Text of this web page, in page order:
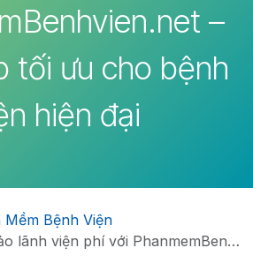
–
tối ưu cho bệnh
hiện đại
Mềm Bệnh Viện
PhanmemBenhvien.net – Giải pháp tối ưu cho bệnh viện hiện đại